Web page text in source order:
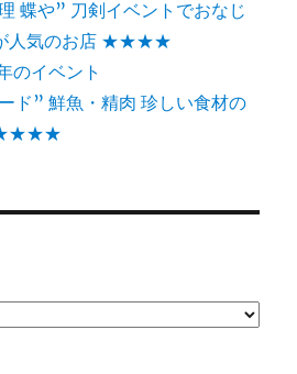
蝶や” 刀剣イベントでおなじ
人気のお店 ★★★★
のイベント
ド” 鮮魚・精肉 珍しい食材の
★★★★